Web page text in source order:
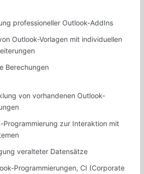
professioneller Outlook-AddIns
Outlook-Vorlagen mit individuellen
Berechungen
von vorhandenen Outlook-
Programmierung zur Interaktion mit
veralteter Datensätze
Programmierungen, CI (Corporate